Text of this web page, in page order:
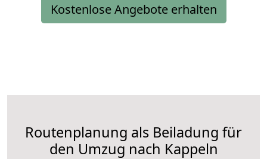
Kostenlose Angebote erhalten
Routenplanung als Beiladung für
den Umzug nach Kappeln